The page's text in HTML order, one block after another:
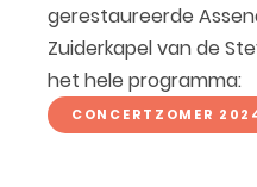
gerestaureerde
Zuiderkapel van de
het hele programma:
CONCERTZOMER